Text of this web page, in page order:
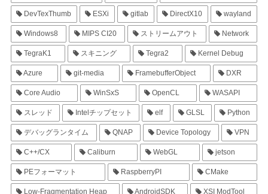
DevTexThumb ESXi gitlab DirectX10 wayland
Windows8 MIPS CI20 ストリームアウト Network
TegraK1 スキニング Tegra2 Kernel Debug
Azure git-media FramebufferObject DXR
Core Audio WinSxS OpenCL WASAPI
スレッド Intelチップセット elf GLSL Python
デバッグランタイム QNAP Device Topology VPN
C++/CX Caliburn WebGL jetson
PEフォーマット RaspberryPI CMake
Low-Fragmentation Heap AndroidSDK XSI ModTool